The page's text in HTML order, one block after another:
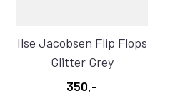
Ilse Jacobsen Flip Flops
Glitter Grey
350,-